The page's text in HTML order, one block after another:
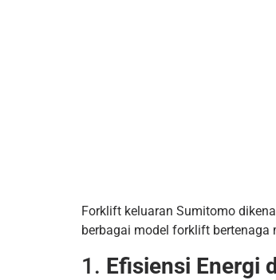
Forklift keluaran Sumitomo
berbagai model forklift bertenaga
1. Efisiensi Energi